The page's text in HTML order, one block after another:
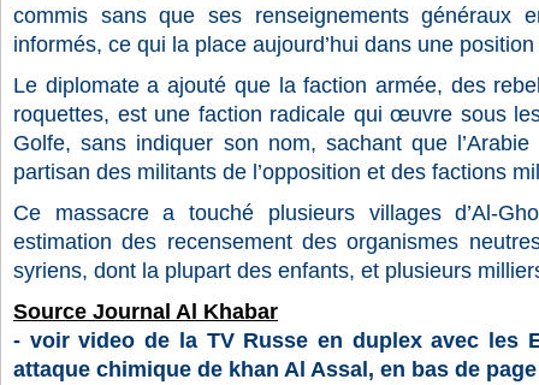
commis sans que ses renseignements généraux
informés, ce qui la place aujourd’hui dans une
Le diplomate a ajouté que la faction armée, des
roquettes, est une faction radicale qui œuvre sous
Golfe, sans indiquer son nom, sachant que
partisan des militants de l’opposition et des factions
Ce massacre a touché plusieurs villages d’Al-
estimation des recensement des organismes
syriens, dont la plupart des enfants, et plusieurs
Source Journal Al Khabar
- voir video de la TV Russe en duplex avec les
attaque chimique de khan Al Assal, en bas de page